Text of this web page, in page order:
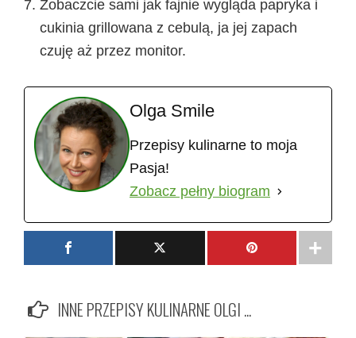
Zobaczcie sami jak fajnie wygląda papryka i
cukinia grillowana z cebulą, ja jej zapach
czuję aż przez monitor.
Olga Smile
Przepisy kulinarne to moja
Pasja!
Zobacz pełny biogram
INNE PRZEPISY KULINARNE OLGI ...